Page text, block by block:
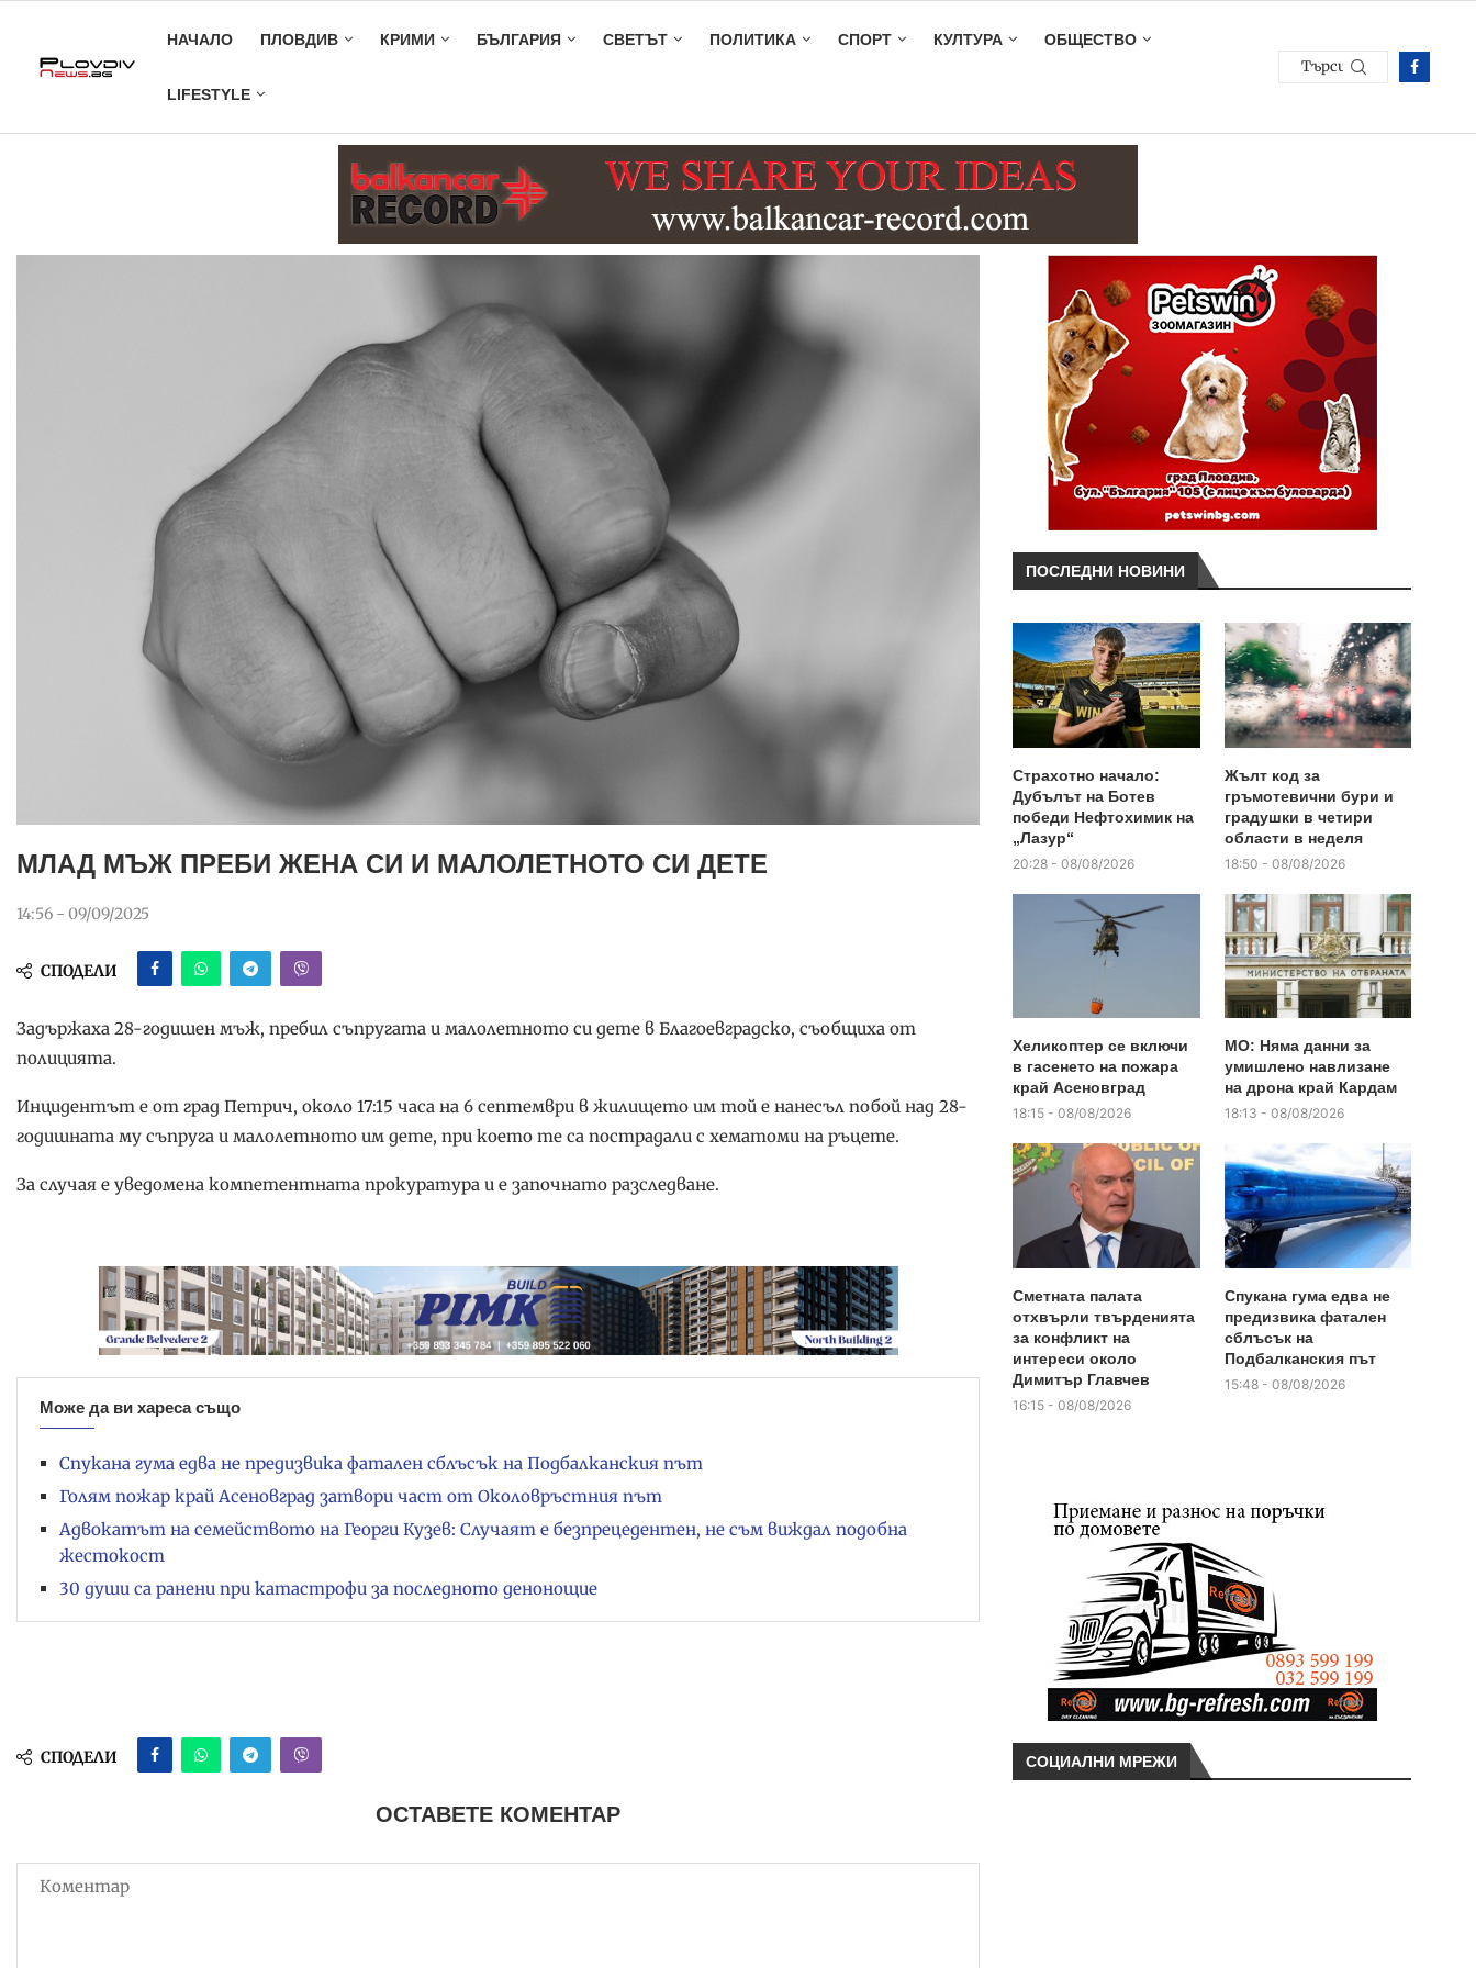
НАЧАЛО ПЛОВДИВ КРИМИ БЪЛГАРИЯ СВЕТЪТ ПОЛИТИКА СПОРТ КУЛТУРА ОБЩЕСТВО
LIFESTYLE
МЛАД МЪЖ ПРЕБИ ЖЕНА СИ И МАЛОЛЕТНОТО СИ ДЕТЕ
14:56 - 09/09/2025
СПОДЕЛИ
Задържаха 28-годишен мъж, пребил съпругата и малолетното си дете в Благоевградско, съобщиха от
полицията.
Инцидентът е от град Петрич, около 17:15 часа на 6 септември в жилището им той е нанесъл побой над 28-
годишната му съпруга и малолетното им дете, при което те са пострадали с хематоми на ръцете.
За случая е уведомена компетентната прокуратура и е започнато разследване.
Може да ви хареса също
Спукана гума едва не предизвика фатален сблъсък на Подбалканския път
Голям пожар край Асеновград затвори част от Околовръстния път
Адвокатът на семейството на Георги Кузев: Случаят е безпрецедентен, не съм виждал подобна
жестокост
30 души са ранени при катастрофи за последното денонощие
СПОДЕЛИ
ОСТАВЕТЕ КОМЕНТАР
ПОСЛЕДНИ НОВИНИ
Страхотно начало:
Дубълът на Ботев
победи Нефтохимик на
„Лазур“
20:28 - 08/08/2026
Жълт код за
гръмотевични бури и
градушки в четири
области в неделя
18:50 - 08/08/2026
Хеликоптер се включи
в гасенето на пожара
край Асеновград
18:15 - 08/08/2026
МО: Няма данни за
умишлено навлизане
на дрона край Кардам
18:13 - 08/08/2026
Сметната палата
отхвърли твърденията
за конфликт на
интереси около
Димитър Главчев
16:15 - 08/08/2026
Спукана гума едва не
предизвика фатален
сблъсък на
Подбалканския път
15:48 - 08/08/2026
СОЦИАЛНИ МРЕЖИ